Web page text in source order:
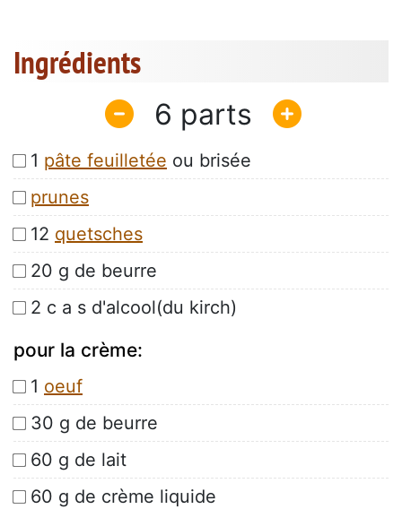
Ingrédients
6
1 pâte feuilletée ou brisée
prunes
12 quetsches
20 g de beurre
2 c a s d'alcool(du kirch)
pour la crème:
1 oeuf
30 g de beurre
60 g de lait
60 g de crème liquide